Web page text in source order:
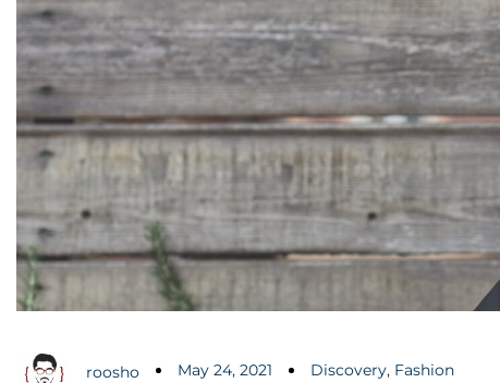
roosho May 24, 2021 Discovery, Fashion